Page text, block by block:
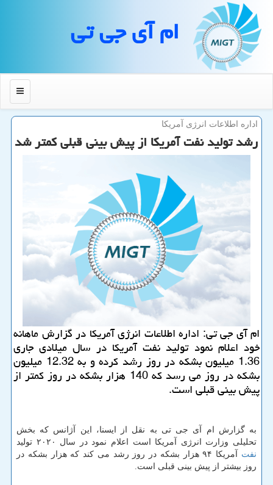
ام آی جی تی
منو
اداره اطلاعات انرژی آمریكا
رشد تولید نفت آمریكا از پیش بینی قبلی كمتر شد
ام آی جی تی: اداره اطلاعات انرژی آمریكا در گزارش ماهانه
خود اعلام نمود تولید نفت آمریكا در سال میلادی جاری
1.36 میلیون بشكه در روز رشد كرده و به 12.32 میلیون
بشكه در روز می رسد كه 140 هزار بشكه در روز كمتر از
پیش بینی قبلی است.
به گزارش ام آی جی تی به نقل از ایسنا، این آژانس كه بخش
تحلیلی وزارت انرژی آمریكا است اعلام نمود در سال ۲۰۲۰ تولید
نفت
آمریكا ۹۴ هزار بشكه در روز رشد می كند كه هزار بشكه در
روز بیشتر از پیش بینی قبلی است.